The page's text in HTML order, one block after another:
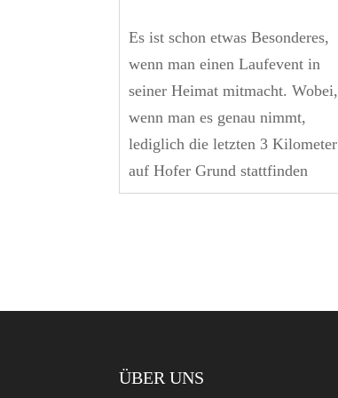
Es ist schon etwas Besonderes,
wenn man einen Laufevent in
seiner Heimat mitmacht. Wobei,
wenn man es genau nimmt,
lediglich die letzten 3 Kilometer
auf Hofer Grund stattfinden
ÜBER UNS